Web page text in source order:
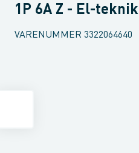
1P 6A Z - El-teknik
VARENUMMER 3322064640